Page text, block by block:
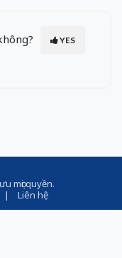
YES
mọi quyền.
| Liên hệ